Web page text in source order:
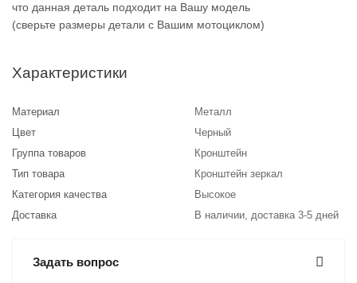
что данная деталь подходит на Вашу модель
(сверьте размеры детали с Вашим мотоциклом)
Характеристики
Материал
Металл
Цвет
Черный
Группа товаров
Кронштейн
Тип товара
Кронштейн зеркал
Категория качества
Высокое
Доставка
В наличии, доставка 3-5 дней
Задать вопрос